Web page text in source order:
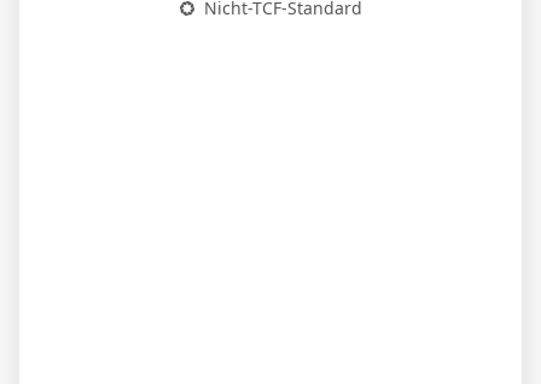
Nicht-TCF-Standard